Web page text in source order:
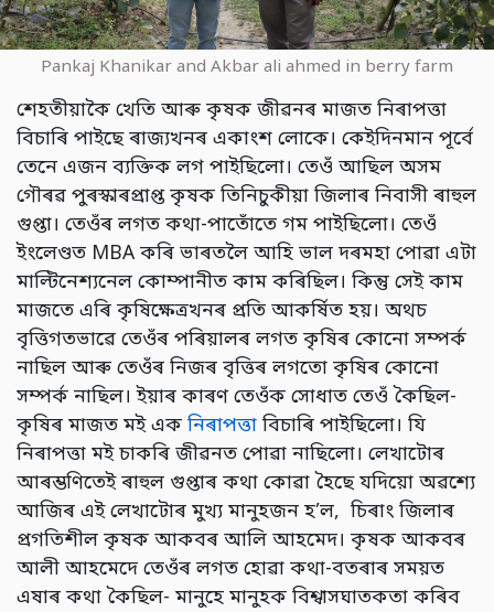
Pankaj Khanikar and Akbar ali ahmed in berry farm
শেহতীয়াকৈ খেতি আৰু কৃষক জীৱনৰ মাজত নিৰাপত্তা
বিচাৰি পাইছে ৰাজ্যখনৰ একাংশ লোকে। কেইদিনমান পূৰ্বে
তেনে এজন ব্যক্তিক লগ পাইছিলো। তেওঁ আছিল অসম
গৌৰৱ পুৰস্কাৰপ্ৰাপ্ত কৃষক তিনিচুকীয়া জিলাৰ নিবাসী ৰাহুল
গুপ্তা। তেওঁৰ লগত কথা-পাতোঁতে গম পাইছিলো। তেওঁ
ইংলেণ্ডত MBA কৰি ভাৰতলৈ আহি ভাল দৰমহা পোৱা এটা
মাল্টিনেশ্যনেল কোম্পানীত কাম কৰিছিল। কিন্তু সেই কাম
মাজতে এৰি কৃষিক্ষেত্ৰখনৰ প্ৰতি আকৰ্ষিত হয়। অথচ
বৃত্তিগতভাৱে তেওঁৰ পৰিয়ালৰ লগত কৃষিৰ কোনো সম্পৰ্ক
নাছিল আৰু তেওঁৰ নিজৰ বৃত্তিৰ লগতো কৃষিৰ কোনো
সম্পৰ্ক নাছিল। ইয়াৰ কাৰণ তেওঁক সোধাত তেওঁ কৈছিল-
কৃষিৰ মাজত মই এক নিৰাপত্তা বিচাৰি পাইছিলো। যি
নিৰাপত্তা মই চাকৰি জীৱনত পোৱা নাছিলো। লেখাটোৰ
আৰম্ভণিতেই ৰাহুল গুপ্তাৰ কথা কোৱা হৈছে যদিয়ো অৱশ্যে
আজিৰ এই লেখাটোৰ মুখ্য মানুহজন হ’ল, চিৰাং জিলাৰ
প্ৰগতিশীল কৃষক আকবৰ আলি আহমেদ। কৃষক আকবৰ
আলী আহমেদে তেওঁৰ লগত হোৱা কথা-বতৰাৰ সময়ত
এষাৰ কথা কৈছিল- মানুহে মানুহক বিশ্বাসঘাতকতা কৰিব